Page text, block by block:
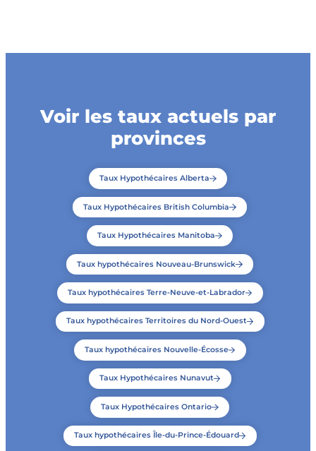
Voir les taux actuels par
provinces
Taux Hypothécaires Alberta
Taux Hypothécaires British Columbia
Taux Hypothécaires Manitoba
Taux hypothécaires Nouveau-Brunswick
Taux hypothécaires Terre-Neuve-et-Labrador
Taux hypothécaires Territoires du Nord-Ouest
Taux hypothécaires Nouvelle-Écosse
Taux Hypothécaires Nunavut
Taux Hypothécaires Ontario
Taux hypothécaires Île-du-Prince-Édouard